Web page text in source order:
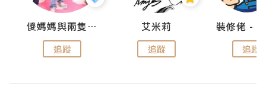
儍媽媽與兩隻小魔怪之家
追蹤
艾米莉
追蹤 追蹤